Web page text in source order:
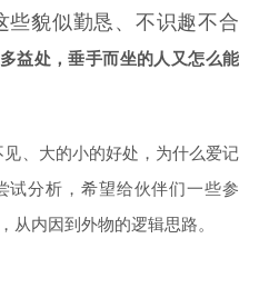
貌似勤恳、不识趣不合
益处，垂手而坐的人又怎么能
、大的小的好处，为什么爱记
试分析，希望给伙伴们一些参
从内因到外物的逻辑思路。